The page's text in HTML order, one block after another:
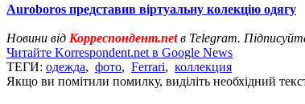
Auroboros представив віртуальну колекцію одягу
Новини від Корреспондент.netв Telegram.
Читайте Korrespondent.net в Google News
ТЕГИ: одежда, фото, Ferrari, коллекция
Якщо ви помітили помилку, виділіть необхідний